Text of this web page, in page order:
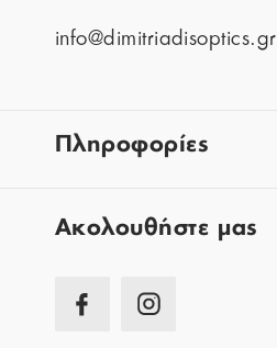
info@dimitriadisoptics.gr
Πληροφορίες
Aκολουθήστε μας